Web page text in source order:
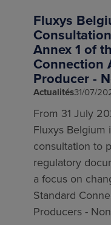
Fluxys
Annex 1 of
Connection
Producer -
Actualités31/07/
From 31 July
Fluxys Belgium
consultation to
regulatory
a focus on
Standard
Producers -